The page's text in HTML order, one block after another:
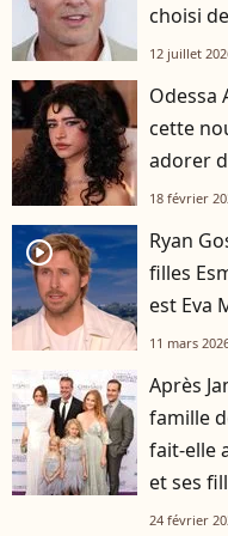
choisi
12 juillet
Odessa
cette
adorer
18 février
player2
Ryan
filles
est Eva
11 mars
Après
famille
fait-elle
et ses
24 février